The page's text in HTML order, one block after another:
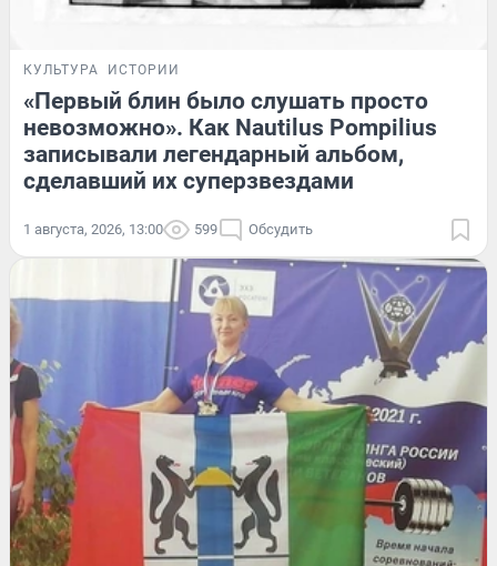
КУЛЬТУРА ИСТОРИИ
«Первый блин было слушать просто
невозможно». Как Nautilus Pompilius
записывали легендарный альбом,
сделавший их суперзвездами
1 августа, 2026, 13:00 599 Обсудить